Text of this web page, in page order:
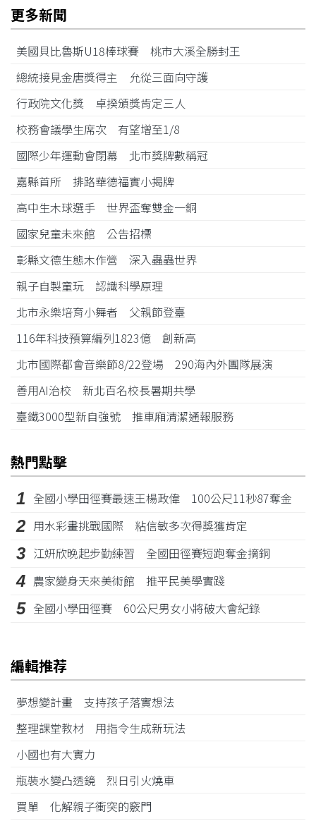
更多新聞
美國貝比魯斯U18棒球賽 桃市大溪全勝封王
總統接見金唐獎得主 允從三面向守護
行政院文化獎 卓揆頒獎肯定三人
校務會議學生席次 有望增至1/8
國際少年運動會閉幕 北市獎牌數稱冠
嘉縣首所 排路華德福實小揭牌
高中生木球選手 世界盃奪雙金一銅
國家兒童未來館 公告招標
彰縣文德生態木作營 深入蟲蟲世界
親子自製童玩 認識科學原理
北市永樂培育小舞者 父親節登臺
116年科技預算編列1823億 創新高
北市國際都會音樂節8/22登場 290海內外團隊展演
善用AI治校 新北百名校長暑期共學
臺鐵3000型新自強號 推車廂清潔通報服務
熱門點擊
1 全國小學田徑賽最速王楊政偉 100公尺11秒87奪金
2 用水彩畫挑戰國際 粘信敏多次得獎獲肯定
3 江姸欣晚起步勤練習 全國田徑賽短跑奪金摘銅
4 農家變身天來美術館 推平民美學實踐
5 全國小學田徑賽 60公尺男女小將破大會紀錄
編輯推荐
夢想變計畫 支持孩子落實想法
整理課堂教材 用指令生成新玩法
小國也有大實力
瓶裝水變凸透鏡 烈日引火燒車
買單 化解親子衝突的竅門